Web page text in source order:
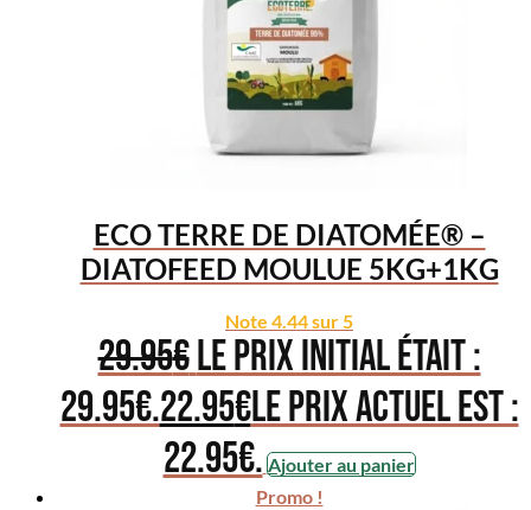
ECO TERRE DE DIATOMÉE® –
DIATOFEED MOULUE 5KG+1KG
Note 4.44sur 5
29.95€Le prix initial était :
29.95€.22.95€Le prix actuel est :
22.95€. Ajouter au panier
Promo !